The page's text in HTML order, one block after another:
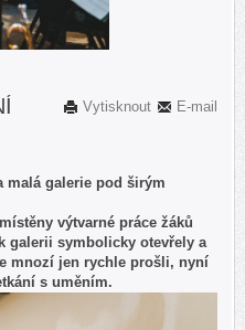
E-mail
Vytisknout
malá galerie pod širým
výtvarné práce žáků
galerii symbolicky otevřely a
mnozí jen rychle prošli, nyní
s uměním.